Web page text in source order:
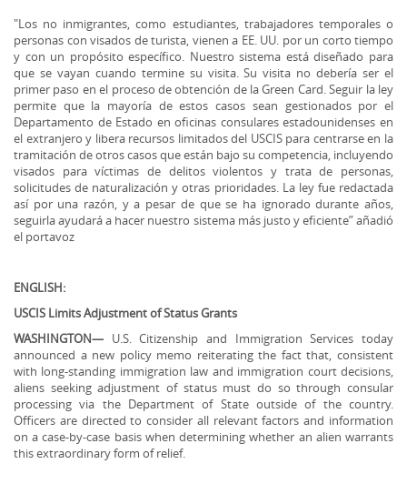
"Los no inmigrantes, como estudiantes, trabajadores temporales o
personas con visados de turista, vienen a EE. UU. por un corto tiempo
y con un propósito específico. Nuestro sistema está diseñado para
que se vayan cuando termine su visita. Su visita no debería ser el
primer paso en el proceso de obtención de la Green Card. Seguir la ley
permite que la mayoría de estos casos sean gestionados por el
Departamento de Estado en oficinas consulares estadounidenses en
el extranjero y libera recursos limitados del USCIS para centrarse en la
tramitación de otros casos que están bajo su competencia, incluyendo
visados para víctimas de delitos violentos y trata de personas,
solicitudes de naturalización y otras prioridades. La ley fue redactada
así por una razón, y a pesar de que se ha ignorado durante años,
seguirla ayudará a hacer nuestro sistema más justo y eficiente” añadió
el portavoz
ENGLISH:
USCIS Limits Adjustment of Status Grants
WASHINGTON— U.S. Citizenship and Immigration Services today
announced a new policy memo reiterating the fact that, consistent
with long-standing immigration law and immigration court decisions,
aliens seeking adjustment of status must do so through consular
processing via the Department of State outside of the country.
Officers are directed to consider all relevant factors and information
on a case-by-case basis when determining whether an alien warrants
this extraordinary form of relief.